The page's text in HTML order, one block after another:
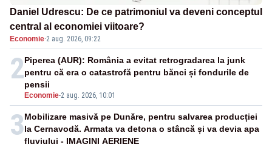
Daniel Udrescu: De ce patrimoniul va deveni conceptul
central al economiei viitoare?
Economie·2 aug. 2026, 09:22
2
Economie-2 aug. 2026, 10:01
Piperea (AUR): România a evitat retrogradarea la junk
pentru că era o catastrofă pentru bănci și fondurile de
pensii
3Mobilizare masivă pe Dunăre, pentru salvarea producției
la Cernavodă. Armata va detona o stâncă și va devia apa
fluviului - IMAGINI AERIENE